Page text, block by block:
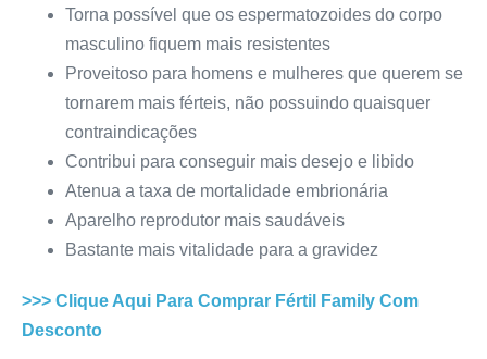
Torna possível que os espermatozoides do corpo
masculino fiquem mais resistentes
Proveitoso para homens e mulheres que querem se
tornarem mais férteis, não possuindo quaisquer
contraindicações
Contribui para conseguir mais desejo e libido
Atenua a taxa de mortalidade embrionária
Aparelho reprodutor mais saudáveis
Bastante mais vitalidade para a gravidez
>>> Clique Aqui Para Comprar Fértil Family Com
Desconto